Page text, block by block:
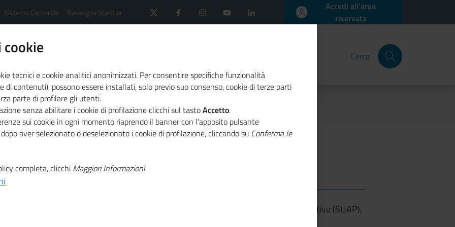
Sistema Camerale Rassegna Stampa
Accedi all'area
riservata
Cerca
Suap e fascicolo elettronico d'impresa
d'impresa
i Comuni italiani per la realizzazione dello Sportello unico dell’attività produttive (SUAP),
tecnici e cookie analitici anonimizzati. Per consentire specifiche funzionalità
di contenuti), possono essere installati, solo previo suo consenso, cookie di terze parti
parte di profilare gli utenti.
senza abilitare i cookie di profilazione clicchi sul tastoAccetto.
sui cookie in ogni momento riaprendo il banner con l'apposito pulsante
aver selezionato o deselezionato i cookie di profilazione, cliccando su Conferma le
completa, clicchi Maggiori Informazioni